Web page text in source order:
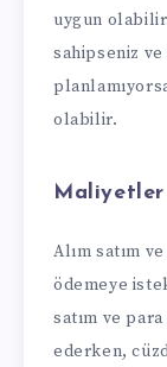
uygun
sahipseniz ve
olabilir.
Maliyetler
Alım satım
ödemeye
satım ve
ederken,